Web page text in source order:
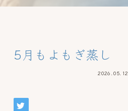
5月もよもぎ蒸し
2026.05.12